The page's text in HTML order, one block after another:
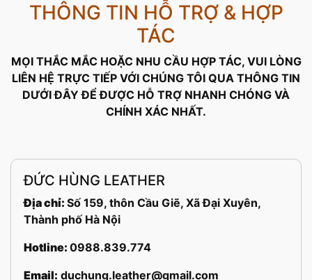
THÔNG TIN HỖ TRỢ & HỢP
TÁC
MỌI THẮC MẮC HOẶC NHU CẦU HỢP TÁC, VUI LÒNG
LIÊN HỆ TRỰC TIẾP VỚI CHÚNG TÔI QUA THÔNG TIN
DƯỚI ĐÂY ĐỂ ĐƯỢC HỖ TRỢ NHANH CHÓNG VÀ
CHÍNH XÁC NHẤT.
ĐỨC HÙNG LEATHER
Địa chỉ: Số 159, thôn Cầu Giẽ, Xã Đại Xuyên,
Thành phố Hà Nội
Hotline: 0988.839.774
Email: duchung.leather@gmail.com